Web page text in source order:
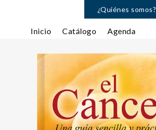
¿Quiénes somos?
Inicio Catálogo Agenda